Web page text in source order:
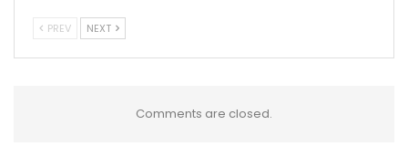
PREV NEXT
Comments are closed.